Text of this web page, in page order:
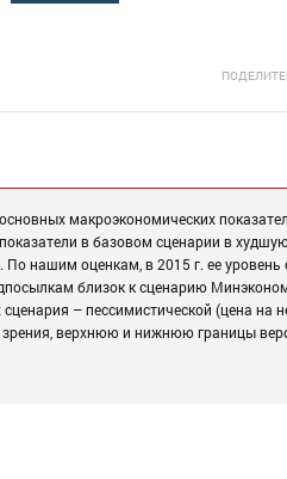
макроэкономических
в базовом сценарии в
нашим оценкам, в 2015 г. ее уровень
близок к сценарию
– пессимистической (цена на
верхнюю и нижнюю границы